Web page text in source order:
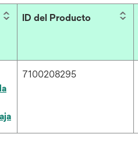
ID del Producto
7100208295